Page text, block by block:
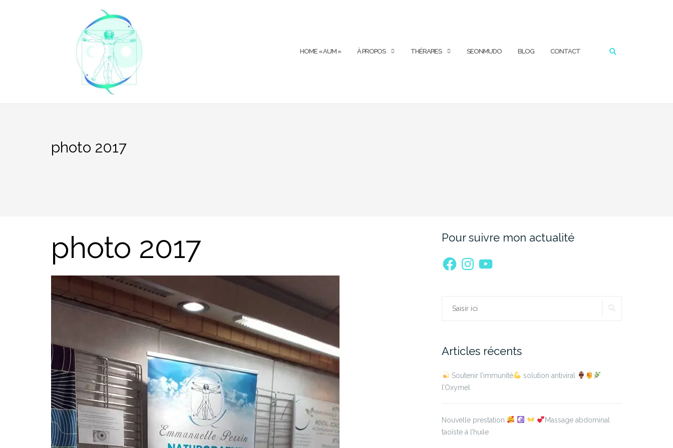
HOME « AUM » À PROPOS THÉRAPIES SEONMUDO BLOG CONTACT
photo 2017
photo 2017 Pour suivre mon actualité
FacebookInstagramYouTube
Rechercher :
Articles récents
Soutenir l’immunité
solution antiviral
l’Oxymel
Nouvelle prestation
Massage abdominal
taoïste à l’huile